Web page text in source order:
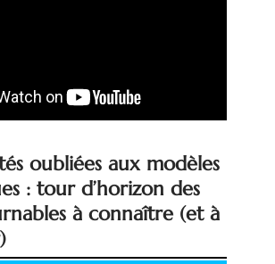
oubliées aux modèles
: tour d’horizon des
à connaître (et à